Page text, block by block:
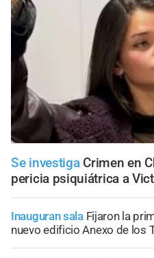
Se investiga Crimen en
pericia psiquiátrica a
Inauguran sala Fijaron la
nuevo edificio Anexo de los